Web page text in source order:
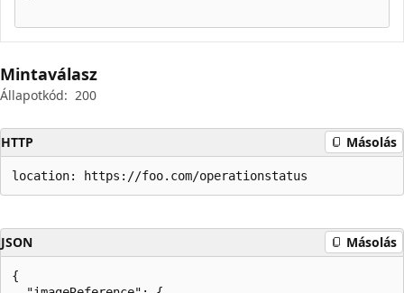
Mintaválasz
Állapotkód: 200
HTTP Másolás
location: https://foo.com/operationstatus
JSON Másolás
{